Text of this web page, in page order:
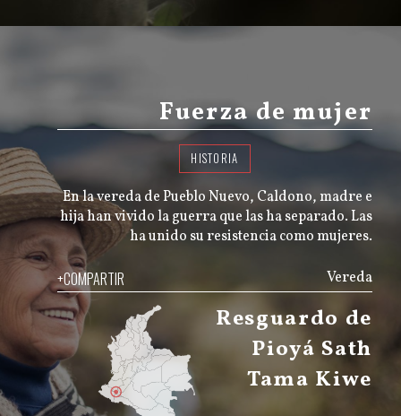
Fuerza de mujer
HISTORIA
En la vereda de Pueblo Nuevo, Caldono, madre e
hija han vivido la guerra que las ha separado. Las
ha unido su resistencia como mujeres.
Vereda
+COMPARTIR
Resguardo de
Pioyá Sath
Tama Kiwe